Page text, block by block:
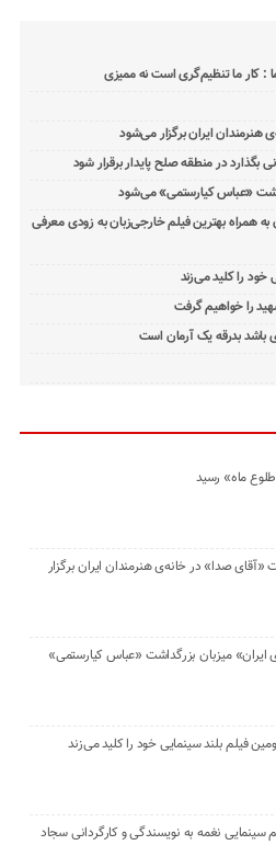
: کار ما تنظیم‌گری است نه ممیزی
ایران برگزار می‌شود
بگذارد در منطقه صلح پایدار برقرار شود
«عباس کیارستمی» می‌شود
همراه بهترین فیلم خارجی‌زبان به زودی معرفی
خود را کلید می‌زند
را خواهیم گرفت
باشد بدرقه یک آرمان است
«آقای صدا» در خانه‌ی هنرمندان ایران برگزار
ایران» میزبان بزرگداشت «عباس کیارستمی»
فیلم بلند سینمایی خود را کلید می‌زند
سینمایی نغمه به نویسندگی و کارگردانی سجاد